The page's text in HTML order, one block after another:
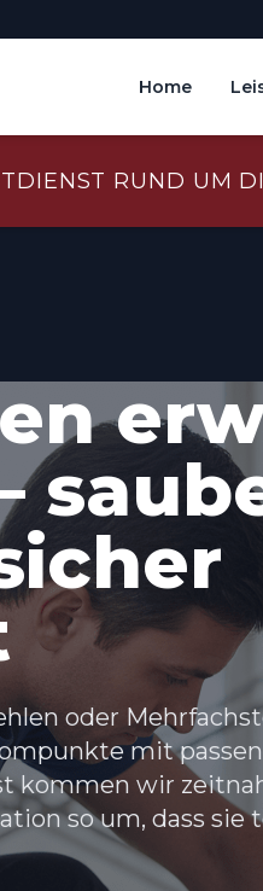
Home
RUND UM
oder
mit
kommen wir
so um, dass sie